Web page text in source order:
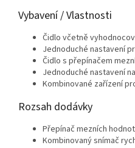
Vybavení / Vlastnosti
Čidlo včetně
Jednoduché nastavení
Čidlo s přepínačem
Jednoduché nastavení
Kombinované zařízení
Rozsah dodávky
Přepínač mezních
Kombinovaný snímač